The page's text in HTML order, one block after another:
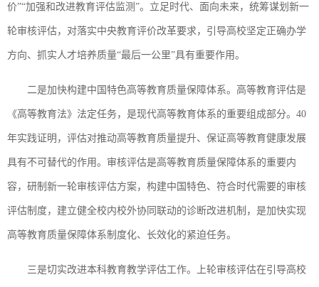
价”“加强和改进教育评估监测”。立足时代、面向未来，统筹谋划新一
轮审核评估，对落实中央教育评价改革要求，引导高校坚定正确办学
方向、抓实人才培养质量“最后一公里”具有重要作用。
二是加快构建中国特色高等教育质量保障体系。高等教育评估是
《高等教育法》法定任务，是现代高等教育体系的重要组成部分。40
年实践证明，评估对推动高等教育质量提升、保证高等教育健康发展
具有不可替代的作用。审核评估是高等教育质量保障体系的重要内
容，研制新一轮审核评估方案，构建中国特色、符合时代需要的审核
评估制度，建立健全校内校外协同联动的诊断改进机制，是加快实现
高等教育质量保障体系制度化、长效化的紧迫任务。
三是切实改进本科教育教学评估工作。上轮审核评估在引导高校